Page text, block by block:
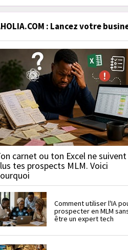
: Lancez votre
carnet ou ton Excel ne suivent
tes prospects MLM. Voici
Comment utiliser l'IA
prospecter en MLM
être un expert tech